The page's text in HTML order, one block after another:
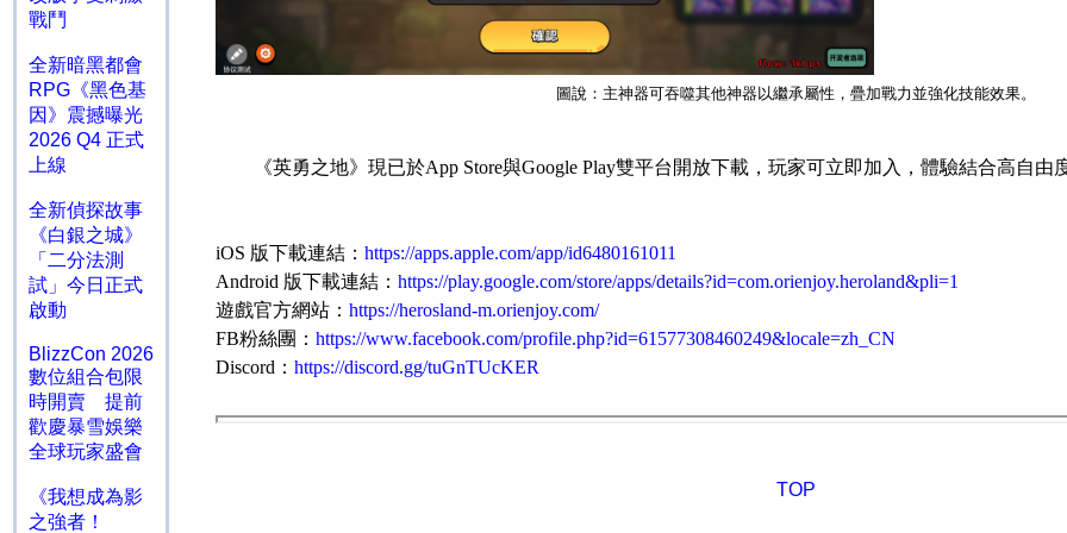
戰鬥
全新暗黑都會
RPG《黑色基
因》震撼曝光
2026 Q4 正式
上線
全新偵探故事
《白銀之城》
「二分法測
試」今日正式
啟動
BlizzCon 2026
數位組合包限
時開賣 提前
歡慶暴雪娛樂
全球玩家盛會
《我想成為影
之強者！
圖說：主神器可吞噬其他神器以繼承屬性，疊加戰力並強化技能效果。
《英勇之地》現已於App Store與Google Play雙平台開放下載，玩家可立即加入，體驗結合高自由
iOS 版下載連結： https://apps.apple.com/app/id6480161011
Android 版下載連結： https://play.google.com/store/apps/details?id=com.orienjoy.heroland&pli=1
遊戲官方網站： https://herosland-m.orienjoy.com/
FB粉絲團： https://www.facebook.com/profile.php?id=61577308460249&locale=zh_CN
Discord ： https://discord.gg/tuGnTUcKER
TOP